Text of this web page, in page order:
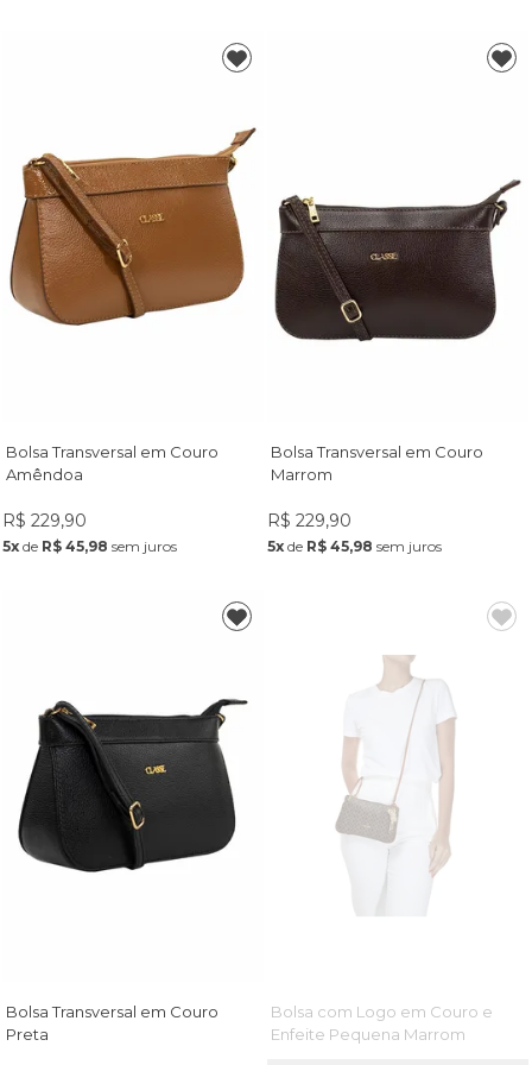
Bolsa Transversal em Couro
Amêndoa
R$ 229,90
5xde R$ 45,98 sem juros
Bolsa Transversal em Couro
Marrom
R$ 229,90
5x de R$ 45,98 sem juros
Bolsa Transversal em Couro
Preta
Bolsa com Logo em Couro e
Enfeite Pequena Marrom